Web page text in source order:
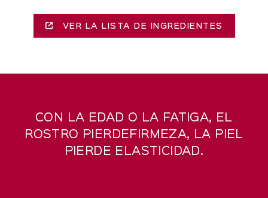
VER LA LISTA DE INGREDIENTES
CON LA EDAD O LA FATIGA, EL
ROSTRO PIERDEFIRMEZA, LA PIEL
PIERDE ELASTICIDAD.